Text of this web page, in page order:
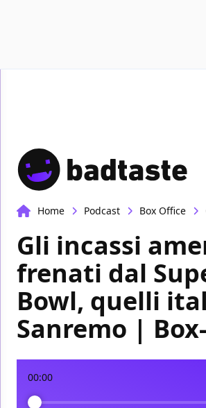
Home Podcast Box Office
Gli incassi
frenati dal
Bowl, quelli
Sanremo |
00:00